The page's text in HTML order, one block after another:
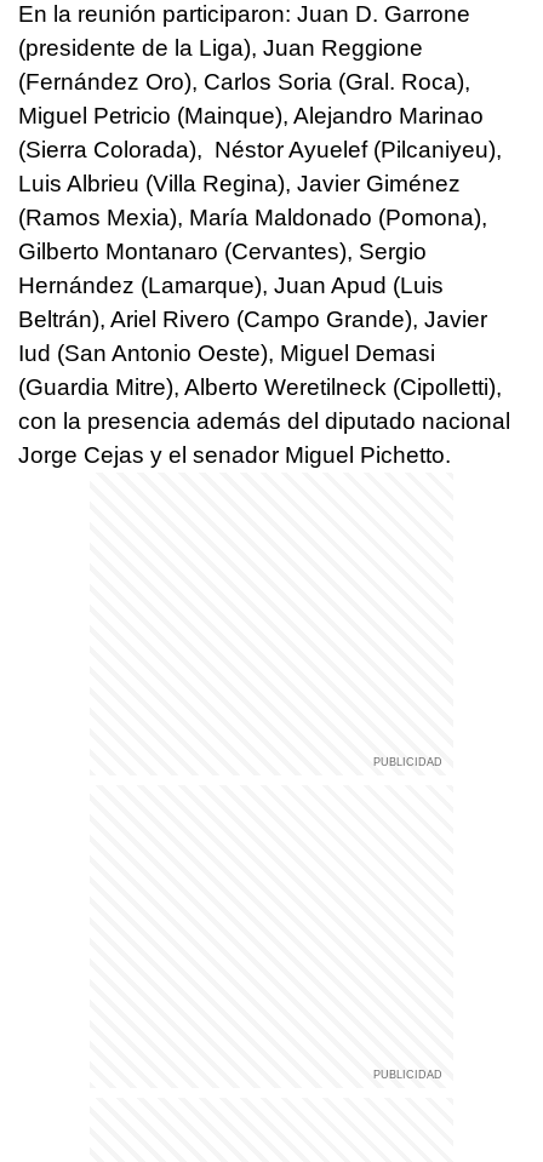
En la reunión participaron: Juan D. Garrone
(presidente de la Liga), Juan Reggione
(Fernández Oro), Carlos Soria (Gral. Roca),
Miguel Petricio (Mainque), Alejandro Marinao
(Sierra Colorada), Néstor Ayuelef (Pilcaniyeu),
Luis Albrieu (Villa Regina), Javier Giménez
(Ramos Mexia), María Maldonado (Pomona),
Gilberto Montanaro (Cervantes), Sergio
Hernández (Lamarque), Juan Apud (Luis
Beltrán), Ariel Rivero (Campo Grande), Javier
Iud (San Antonio Oeste), Miguel Demasi
(Guardia Mitre), Alberto Weretilneck (Cipolletti),
con la presencia además del diputado nacional
Jorge Cejas y el senador Miguel Pichetto.